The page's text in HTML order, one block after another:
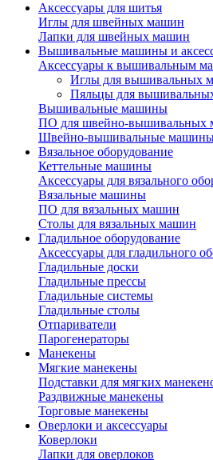
Аксессуары для шитья
Иглы для швейных машин
Лапки для швейных машин
Вышивальные машины и
Аксессуары к вышивальным
Иглы для вышивальных
Пяльцы для
Вышивальные машины
ПО для швейно-вышивальных
Швейно-вышивальные
Вязальное оборудование
Кеттельные машины
Аксессуары для вязального
Вязальные машины
ПО для вязальных машин
Столы для вязальных машин
Гладильное оборудование
Аксессуары для гладильного
Гладильные доски
Гладильные прессы
Гладильные системы
Гладильные столы
Отпариватели
Парогенераторы
Манекены
Мягкие манекены
Подставки для мягких
Раздвижные манекены
Торговые манекены
Оверлоки и аксессуары
Коверлоки
Лапки для оверлоков